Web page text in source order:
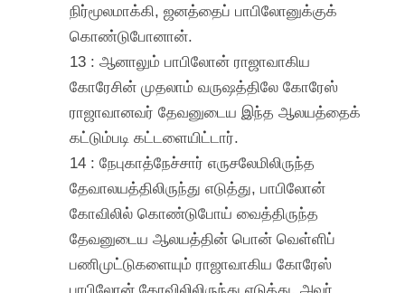
நிர்மூலமாக்கி, ஜனத்தைப் பாபிலோனுக்குக்
கொண்டுபோனான்.
13 : ஆனாலும் பாபிலோன் ராஜாவாகிய
கோரேசின் முதலாம் வருஷத்திலே கோரேஸ்
ராஜாவானவர் தேவனுடைய இந்த ஆலயத்தைக்
கட்டும்படி கட்டளையிட்டார்.
14 : நேபுகாத்நேச்சார் எருசலேமிலிருந்த
தேவாலயத்திலிருந்து எடுத்து, பாபிலோன்
கோவிலில் கொண்டுபோய் வைத்திருந்த
தேவனுடைய ஆலயத்தின் பொன் வெள்ளிப்
பணிமுட்டுகளையும் ராஜாவாகிய கோரேஸ்
பாபிலோன் கோவிலிலிருந்து எடுத்து, அவர்